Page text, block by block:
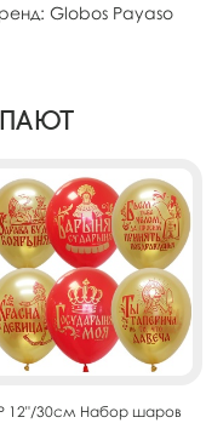
Globos Payaso
12"/30см Набор шаров